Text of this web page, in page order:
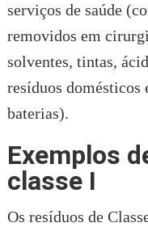
serviços de saúde
removidos em
solventes, tintas,
resíduos
baterias).
Exemplos
classe I
Os resíduos de